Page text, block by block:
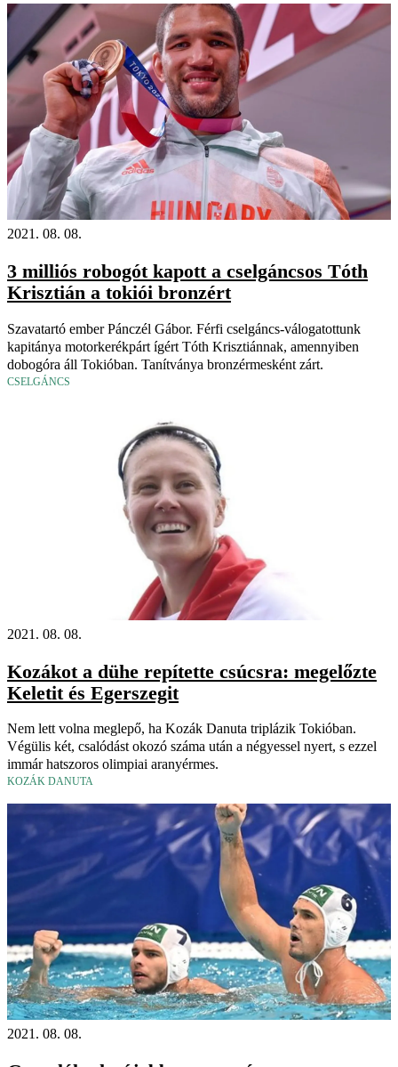
2021. 08. 08.
3 milliós robogót kapott a cselgáncsos Tóth
Krisztián a tokiói bronzért
Szavatartó ember Pánczél Gábor. Férfi cselgáncs-válogatottunk
kapitánya motorkerékpárt ígért Tóth Krisztiánnak, amennyiben
dobogóra áll Tokióban. Tanítványa bronzérmesként zárt.
CSELGÁNCS
2021. 08. 08.
Kozákot a dühe repítette csúcsra: megelőzte
Keletit és Egerszegit
Nem lett volna meglepő, ha Kozák Danuta triplázik Tokióban.
Végülis két, csalódást okozó száma után a négyessel nyert, s ezzel
immár hatszoros olimpiai aranyérmes.
KOZÁK DANUTA
2021. 08. 08.